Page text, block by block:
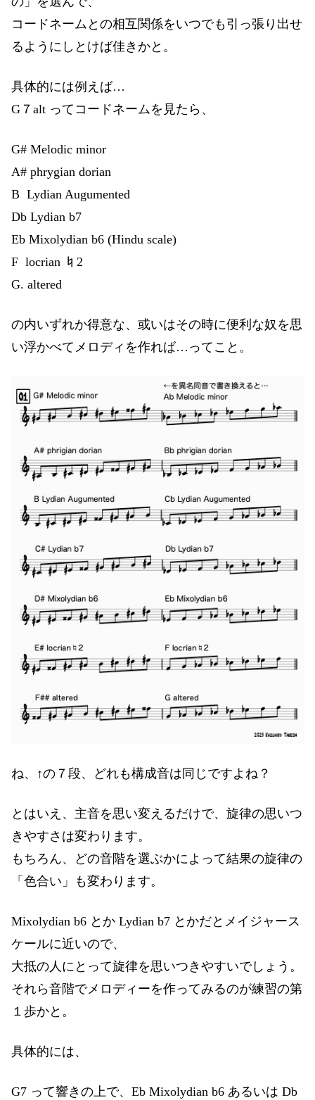
コードネームとの相互関係をいつでも引っ張り出せ
るようにしとけば佳きかと。
具体的には例えば…
G７alt ってコードネームを見たら、
G# Melodic minor
A# phrygian dorian
B Lydian Augumented
Db Lydian b7
Eb Mixolydian b6 (Hindu scale)
F locrian ♮2
G. altered
の内いずれか得意な、或いはその時に便利な奴を思
い浮かべてメロディを作れば…ってこと。
ね、↑の７段、どれも構成音は同じですよね？
とはいえ、主音を思い変えるだけで、旋律の思いつ
きやすさは変わります。
もちろん、どの音階を選ぶかによって結果の旋律の
「色合い」も変わります。
Mixolydian b6 とか Lydian b7 とかだとメイジャース
ケールに近いので、
大抵の人にとって旋律を思いつきやすいでしょう。
それら音階でメロディーを作ってみるのが練習の第
１歩かと。
具体的には、
G7 って響きの上で、Eb Mixolydian b6 あるいは Db